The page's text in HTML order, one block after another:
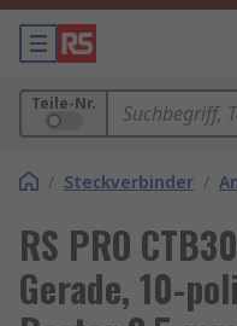
Teile-Nr.
/ Steckverbinder /
RS PRO
Gerade, 10-